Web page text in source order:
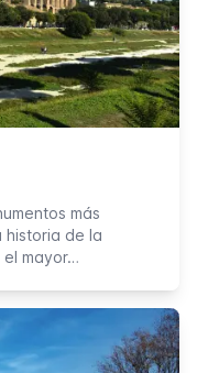
más
historia de la
el mayor…